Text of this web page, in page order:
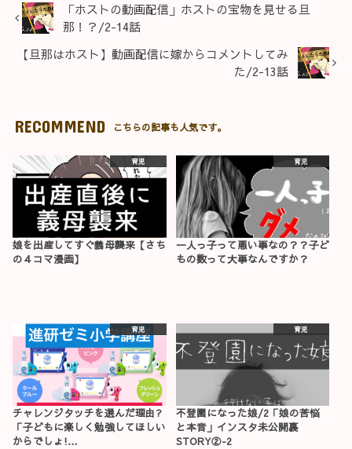
「ホストの動画配信」ホストの宝物を見せる旦
那！？/2-14話
【旦那はホスト】動画配信に嫁からコメントしてみ
た/2-13話
RECOMMEND こちらの記事も人気です。
育児
娘を出産してすぐ義母襲来【さち
の４コマ漫画】
育児
一人っ子って悪い事なの？？子ど
もの数って大事なんですか？
育児
チャレンジタッチを選んだ理由?
「子どもに楽しく勉強してほしい
からでしょ!…
育児
不登園になった娘/2「娘の苦悩
と本音」インスタ未公開裏
STORY②-2